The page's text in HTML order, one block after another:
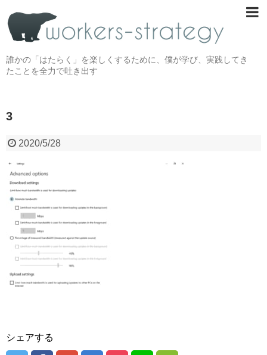
誰かの「はたらく」を楽しくするために、僕が学び、実践してき
たことを全力で吐き出す
3
2020/5/28
シェアする